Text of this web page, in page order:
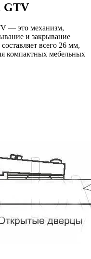
GTV
— это механизм,
и закрывание
всего 26 мм,
компактных мебельных